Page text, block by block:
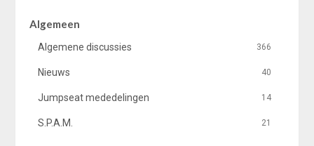
Algemeen
366
Algemene discussies
40
Nieuws
14
Jumpseat mededelingen
21
S.P.A.M.